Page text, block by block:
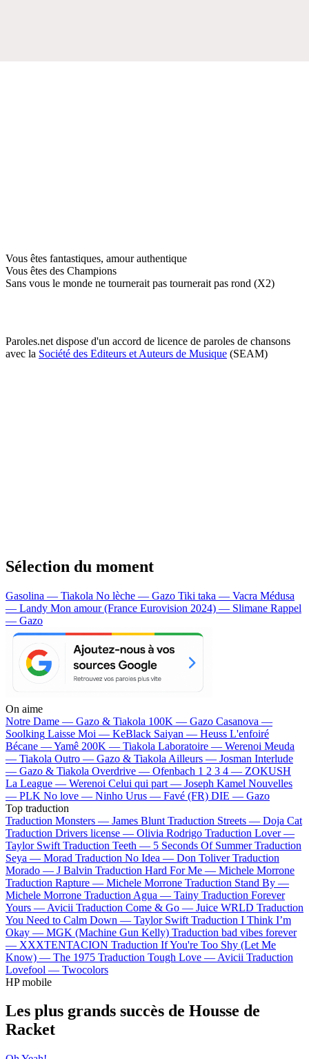
Vous êtes fantastiques, amour authentique
Vous êtes des Champions
Sans vous le monde ne tournerait pas tournerait pas rond (X2)
Paroles.net dispose d'un accord de licence de paroles de chansons
avec la Société des Editeurs et Auteurs de Musique (SEAM)
Sélection du moment
Gasolina — Tiakola No lèche — Gazo Tiki taka — Vacra Médusa
— Landy Mon amour (France Eurovision 2024) — Slimane Rappel
— Gazo
On aime
Notre Dame — Gazo & Tiakola 100K — Gazo Casanova —
Soolking Laisse Moi — KeBlack Saiyan — Heuss L'enfoiré
Bécane —Yamê 200K — Tiakola Laboratoire — Werenoi Meuda
— Tiakola Outro — Gazo & Tiakola Ailleurs — Josman Interlude
— Gazo & Tiakola Overdrive — Ofenbach 1 2 3 4 — ZOKUSH
La League — Werenoi Celui qui part — Joseph Kamel Nouvelles
— PLK No love — Ninho Urus — Favé (FR) DIE — Gazo
Top traduction
Traduction Monsters — James Blunt Traduction Streets — Doja Cat
Traduction Drivers license — Olivia Rodrigo Traduction Lover —
Taylor Swift Traduction Teeth — 5 Seconds Of Summer Traduction
Seya — Morad Traduction No Idea — Don Toliver Traduction
Morado — J Balvin Traduction Hard For Me — Michele Morrone
Traduction Rapture — Michele Morrone Traduction Stand By —
Michele Morrone Traduction Agua — Tainy Traduction Forever
Yours — Avicii Traduction Come & Go — Juice WRLD Traduction
You Need to Calm Down — Taylor Swift Traduction I Think I’m
Okay — MGK (Machine Gun Kelly) Traduction bad vibes forever
— XXXTENTACION Traduction If You're Too Shy (Let Me
Know) — The 1975 Traduction Tough Love — Avicii Traduction
Lovefool — Twocolors
HP mobile
Les plus grands succès de Housse de
Racket